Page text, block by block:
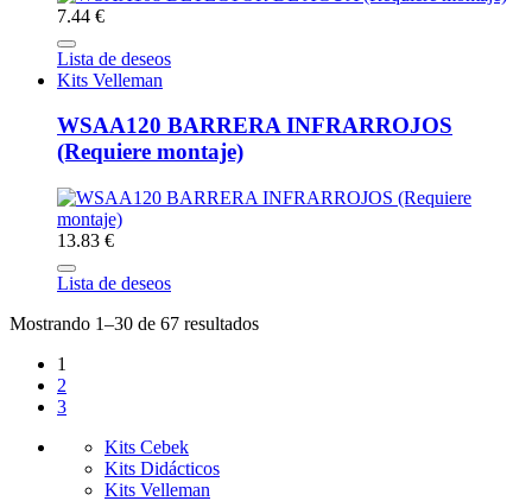
7.44 €
Lista de deseos
Kits Velleman
WSAA120 BARRERA INFRARROJOS
(Requiere montaje)
13.83 €
Lista de deseos
Mostrando 1–30 de 67 resultados
1
2
3
Kits Cebek
Kits Didácticos
Kits Velleman